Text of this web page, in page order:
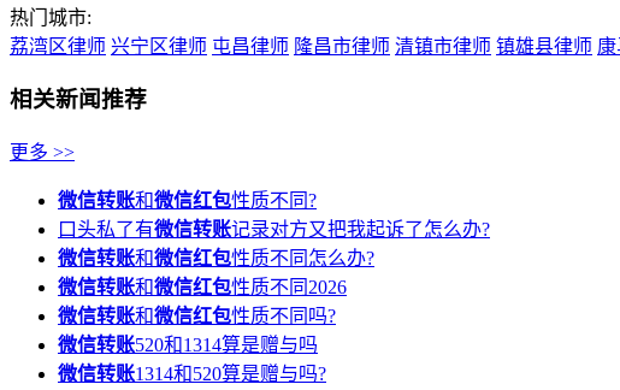
热门城市:
荔湾区律师 兴宁区律师 屯昌律师 隆昌市律师 清镇市律师 镇雄县律师
相关新闻推荐
更多 >>
微信转账和微信红包性质不同?
口头私了有微信转账记录对方又把我起诉了怎么办?
微信转账和微信红包性质不同怎么办?
微信转账和微信红包性质不同2026
微信转账和微信红包性质不同吗?
微信转账520和1314算是赠与吗
微信转账1314和520算是赠与吗?